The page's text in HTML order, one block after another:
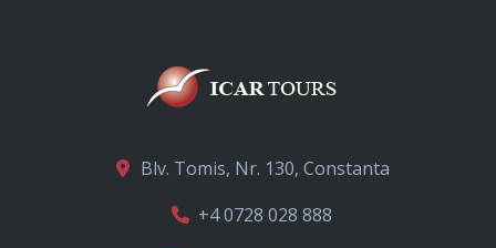
Blv. Tomis, Nr. 130, Constanta
+4 0728 028 888